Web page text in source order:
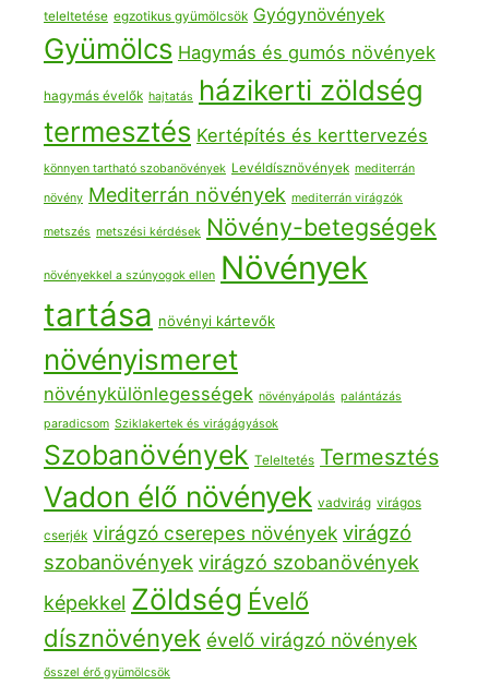
teleltetése egzotikus gyümölcsök Gyógynövények
Gyümölcs Hagymás és gumós növények
hagymás évelők hajtatás
házikerti zöldség
termesztés Kertépítés és kerttervezés
könnyen tartható szobanövények Levéldísznövények mediterrán
növény Mediterrán növények mediterrán virágzók
metszés metszési kérdések Növény-betegségek
növényekkel a szúnyogok ellen Növények
tartása növényi kártevők
növényismeret
növénykülönlegességek növényápolás palántázás
paradicsom Sziklakertek és virágágyások
Szobanövények Teleltetés Termesztés
Vadon élő növények vadvirág virágos
cserjék virágzó cserepes növények virágzó
szobanövények virágzó szobanövények
képekkel Zöldség Évelő
dísznövények évelő virágzó növények
ősszel érő gyümölcsök